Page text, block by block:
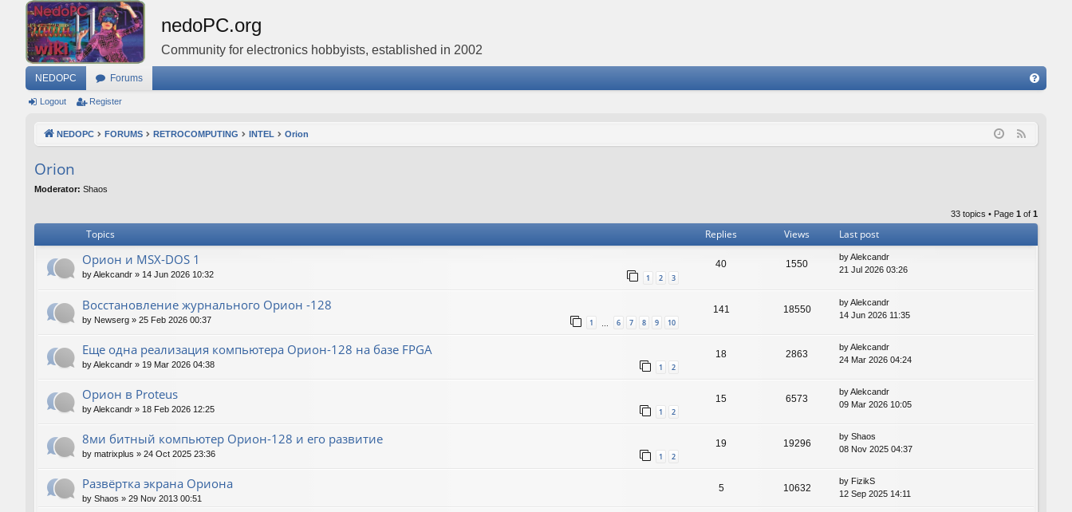
nedoPC.org
Community for electronics hobbyists, established in 2002
NEDOPC Forums
Q
Logout Register
NEDOPC FORUMS RETROCOMPUTING INTEL Orion
Orion
Moderator: Shaos
33 topics • Page 1 of 1
Topics Replies Views Last post
Орион и MSX-DOS 1
byAlekcandr » 14 Jun 2026 10:32 1 2 3
40 1550
byAlekcandr
21 Jul 2026 03:26
Восстановление журнального Орион -128
by Newserg » 25 Feb 2026 00:37 1 6 7 8 9 10
141 18550
byAlekcandr
14 Jun 2026 11:35
Еще одна реализация компьютера Орион-128 на базе FPGA
byAlekcandr » 19 Mar 2026 04:38 1 2
18 2863
byAlekcandr
24 Mar 2026 04:24
Орион в Proteus
byAlekcandr » 18 Feb 2026 12:25 1 2
15 6573
byAlekcandr
09 Mar 2026 10:05
8ми битный компьютер Орион-128 и его развитие
by matrixplus » 24 Oct 2025 23:36 1 2
19 19296
by Shaos
08 Nov 2025 04:37
Развёртка экрана Ориона
by Shaos » 29 Nov 2013 00:51
5 10632
by FizikS
12 Sep 2025 14:11